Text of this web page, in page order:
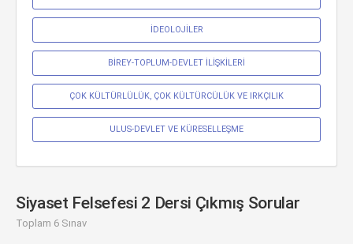
İDEOLOJİLER
BİREY-TOPLUM-DEVLET İLİŞKİLERİ
ÇOK KÜLTÜRLÜLÜK, ÇOK KÜLTÜRCÜLÜK VE IRKÇILIK
ULUS-DEVLET VE KÜRESELLEŞME
Siyaset Felsefesi 2 Dersi Çıkmış Sorular
Toplam 6 Sınav